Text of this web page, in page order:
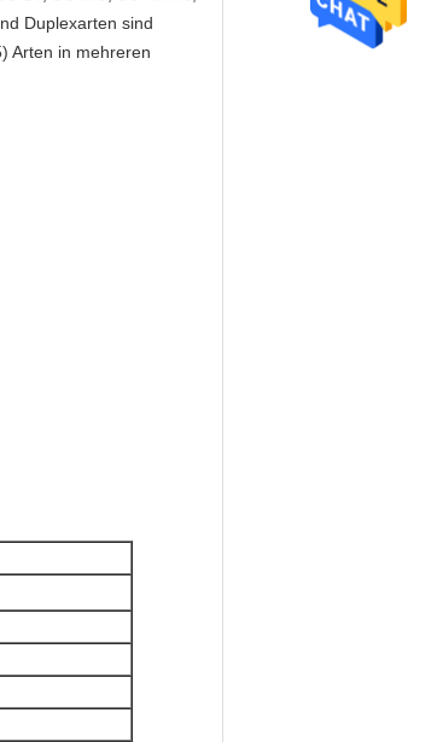
Duplexarten sind
Arten in mehreren